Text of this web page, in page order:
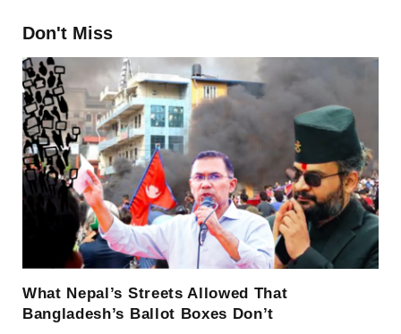
Don't Miss
What Nepal’s Streets Allowed That
Bangladesh’s Ballot Boxes Don’t